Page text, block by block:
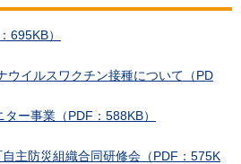
695KB）
ウイルスワクチン接種について（PD
ター事業（PDF：588KB）
主防災組織合同研修会（PDF：575K